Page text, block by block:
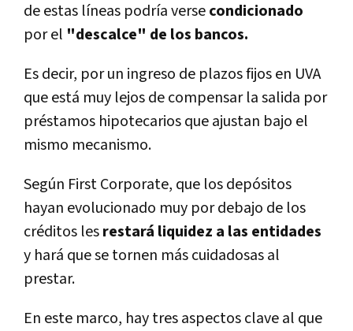
de estas lí­neas podrí­a versecondicionado
por el "descalce" de los bancos.
Es decir, por un ingreso de plazos fijos en UVA
que está muy lejos de compensar la salida por
préstamos hipotecarios que ajustan bajo el
mismo mecanismo.
Según First Corporate, que los depósitos
hayan evolucionado muy por debajo de los
créditos lesrestará liquidez a las entidades
y hará que se tornen más cuidadosas al
prestar.
En este marco, hay tres aspectos clave al que